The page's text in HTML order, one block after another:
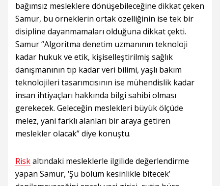
bağımsız mesleklere dönüşebileceğine dikkat çeken
Samur, bu örneklerin ortak özelliğinin ise tek bir
disipline dayanmamaları olduğuna dikkat çekti.
Samur “Algoritma denetim uzmanının teknoloji
kadar hukuk ve etik, kişiselleştirilmiş sağlık
danışmanının tıp kadar veri bilimi, yaşlı bakım
teknolojileri tasarımcısının ise mühendislik kadar
insan ihtiyaçları hakkında bilgi sahibi olması
gerekecek. Geleceğin meslekleri büyük ölçüde
melez, yani farklı alanları bir araya getiren
meslekler olacak” diye konuştu.
Riskaltındaki mesleklerle ilgilide değerlendirme
yapan Samur, ‘Şu bölüm kesinlikle bitecek’